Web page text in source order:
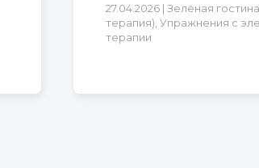
27.04.2026 | Зелёная
терапия), Упражнения с
терапии